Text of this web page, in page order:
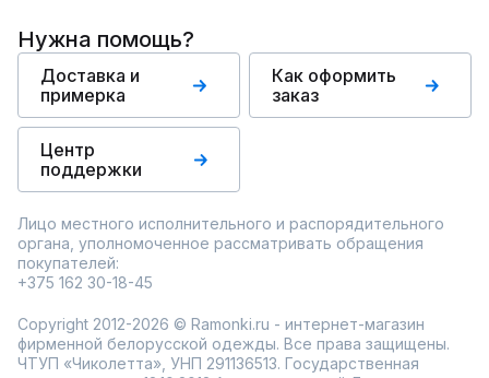
Нужна помощь?
Доставка и
примерка
Как оформить
заказ
Центр
поддержки
Лицо местного исполнительного и распорядительного
органа, уполномоченное рассматривать обращения
покупателей:
+375 162 30-18-45
Copyright 2012-2026 © Ramonki.ru - интернет-магазин
фирменной белорусской одежды. Все права защищены.
ЧТУП «Чиколетта», УНП 291136513. Государственная